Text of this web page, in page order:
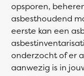
opsporen,
asbesthoudend
eerste kan een
onderzocht of er
aanwezig is in